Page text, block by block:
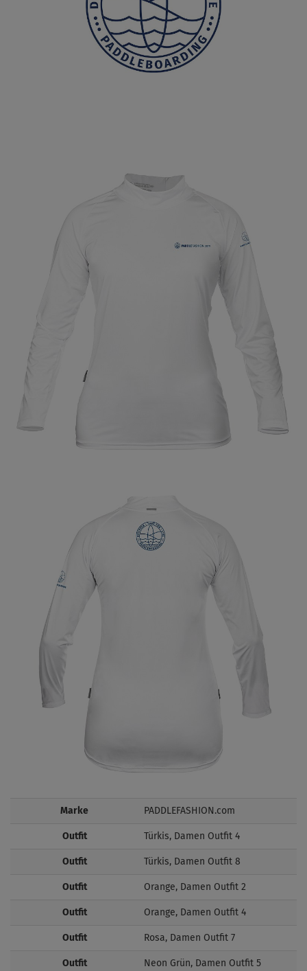
Marke PADDLEFASHION.com
Outfit Türkis, Damen Outfit 4
Outfit Türkis, Damen Outfit 8
Outfit Orange, Damen Outfit 2
Outfit Orange, Damen Outfit 4
Outfit Rosa, Damen Outfit 7
Outfit Neon Grün, Damen Outfit 5